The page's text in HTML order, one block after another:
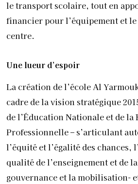
le transport scolaire, tout en
financier pour l’équipement et
centre.
Une lueur d’espoir
La création de l’école Al
cadre de la vision stratégique
de l’Éducation Nationale et de la
Professionnelle – s’articulant
l’équité et l’égalité des chances,
qualité de l’enseignement et de
gouvernance et la mobilisation-